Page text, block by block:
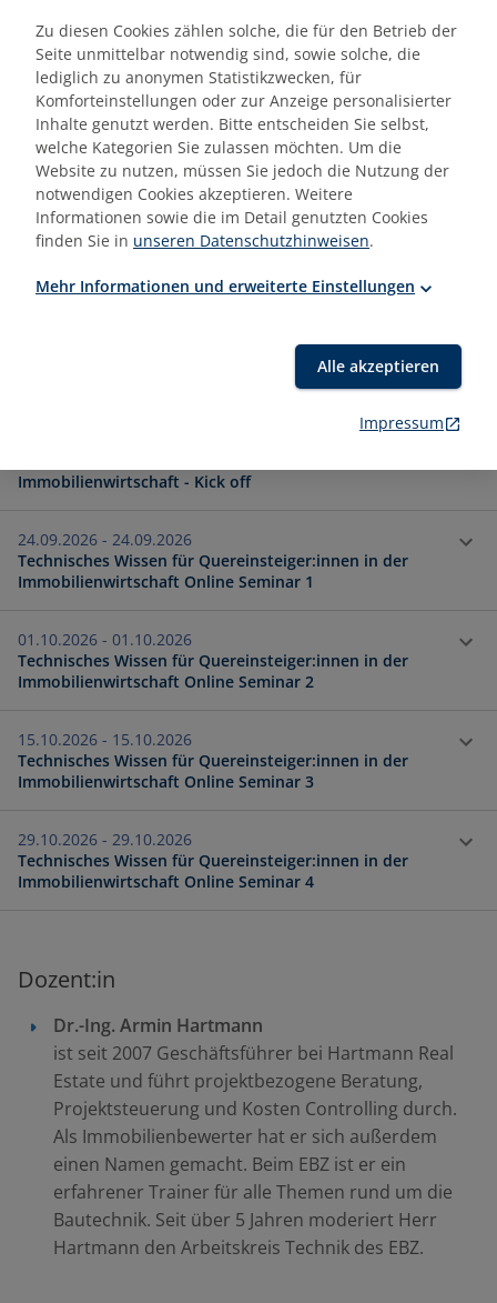
durch den Lehrgang begleitet.
Zielgruppe
Mitarbeiter:in Vermietung und Bestand
Mitarbeiter:in aus dem Bereich Bauen und
Technik
Immobilienmakler:in
Quereinsteiger:in
Immobilienwirtschaft - Kick off
24.09.2026 - 24.09.2026
Technisches Wissen für Quereinsteiger:innen in der
Immobilienwirtschaft Online Seminar 1
01.10.2026 - 01.10.2026
Technisches Wissen für Quereinsteiger:innen in der
Immobilienwirtschaft Online Seminar 2
15.10.2026 - 15.10.2026
Technisches Wissen für Quereinsteiger:innen in der
Immobilienwirtschaft Online Seminar 3
29.10.2026 - 29.10.2026
Technisches Wissen für Quereinsteiger:innen in der
Immobilienwirtschaft Online Seminar 4
Dozent:in
Dr.-Ing. Armin Hartmann
ist seit 2007 Geschäftsführer bei Hartmann Real
Estate und führt projektbezogene Beratung,
Projektsteuerung und Kosten Controlling durch.
Als Immobilienbewerter hat er sich außerdem
einen Namen gemacht. Beim EBZ ist er ein
erfahrener Trainer für alle Themen rund um die
Bautechnik. Seit über 5 Jahren moderiert Herr
Hartmann den Arbeitskreis Technik des EBZ.
Zu diesen Cookies zählen solche, die für den Betrieb der
Seite unmittelbar notwendig sind, sowie solche, die
lediglich zu anonymen Statistikzwecken, für
Komforteinstellungen oder zur Anzeige personalisierter
Inhalte genutzt werden. Bitte entscheiden Sie selbst,
welche Kategorien Sie zulassen möchten. Um die
Website zu nutzen, müssen Sie jedoch die Nutzung der
notwendigen Cookies akzeptieren. Weitere
Informationen sowie die im Detail genutzten Cookies
finden Sie in unseren Datenschutzhinweisen.
Mehr Informationen und erweiterte Einstellungen
Alle akzeptieren
Impressum